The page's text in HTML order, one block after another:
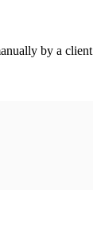
by a client